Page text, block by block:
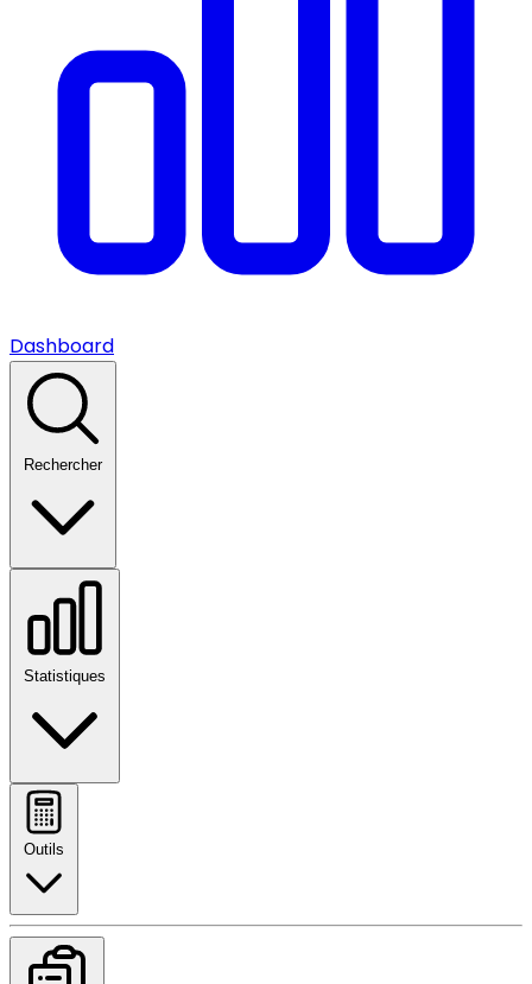
Dashboard
Rechercher
Statistiques
Outils